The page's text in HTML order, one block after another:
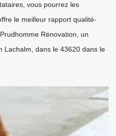
vous pourrez les
le meilleur rapport qualité-
Rénovation, un
Lachalm, dans le 43620 dans le